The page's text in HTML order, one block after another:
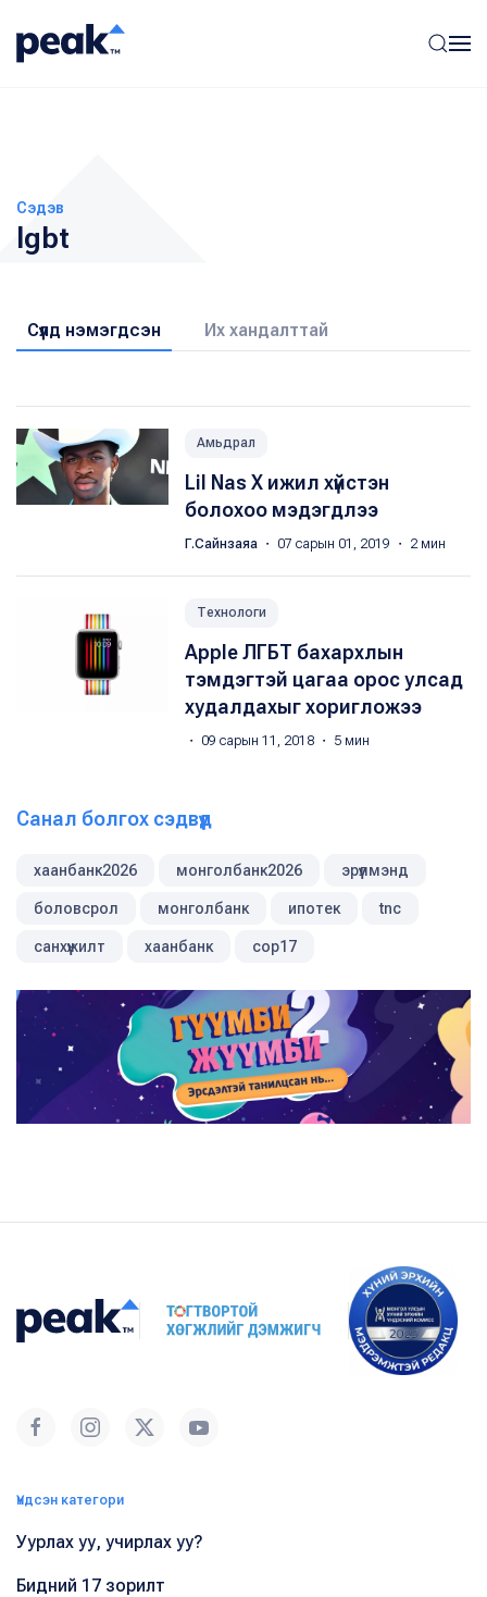
Сэдэв
lgbt
Сүүлд нэмэгдсэн Их хандалттай
Амьдрал
Lil Nas X ижил хүйстэн
болохоо мэдэгдлээ
Г.Сайнзаяа ・ 07 сарын 01, 2019 ・ 2 мин
Технологи
Apple ЛГБТ бахархлын
тэмдэгтэй цагаа орос улсад
худалдахыг хоригложээ
・ 09 сарын 11, 2018 ・ 5 мин
Санал болгох сэдвүүд
хаанбанк2026 монголбанк2026 эрүүлмэнд
боловсрол монголбанк ипотек tnc
санхүүжилт хаанбанк cop17
Үндсэн категори
Уурлах уу, учирлах уу?
Бидний 17 зорилт